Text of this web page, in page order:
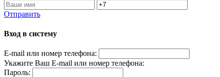
Отправить
Вход в систему
E-mail или номер телефона:
Укажите Ваш E-mail или номер телефона:
Пароль: